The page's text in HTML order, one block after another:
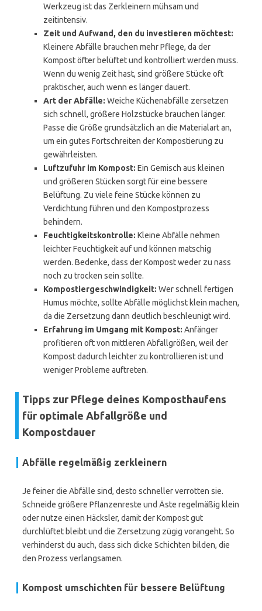
Werkzeug ist das Zerkleinern mühsam und
zeitintensiv.
Zeit und Aufwand, den du investieren möchtest:
Kleinere Abfälle brauchen mehr Pflege, da der
Kompost öfter belüftet und kontrolliert werden muss.
Wenn du wenig Zeit hast, sind größere Stücke oft
praktischer, auch wenn es länger dauert.
Art der Abfälle: Weiche Küchenabfälle zersetzen
sich schnell, größere Holzstücke brauchen länger.
Passe die Größe grundsätzlich an die Materialart an,
um ein gutes Fortschreiten der Kompostierung zu
gewährleisten.
Luftzufuhr im Kompost: Ein Gemisch aus kleinen
und größeren Stücken sorgt für eine bessere
Belüftung. Zu viele feine Stücke können zu
Verdichtung führen und den Kompostprozess
behindern.
Feuchtigkeitskontrolle: Kleine Abfälle nehmen
leichter Feuchtigkeit auf und können matschig
werden. Bedenke, dass der Kompost weder zu nass
noch zu trocken sein sollte.
Kompostiergeschwindigkeit: Wer schnell fertigen
Humus möchte, sollte Abfälle möglichst klein machen,
da die Zersetzung dann deutlich beschleunigt wird.
Erfahrung im Umgang mit Kompost: Anfänger
profitieren oft von mittleren Abfallgrößen, weil der
Kompost dadurch leichter zu kontrollieren ist und
weniger Probleme auftreten.
Tipps zur Pflege deines Komposthaufens
für optimale Abfallgröße und
Kompostdauer
Abfälle regelmäßig zerkleinern
Je feiner die Abfälle sind, desto schneller verrotten sie.
Schneide größere Pflanzenreste und Äste regelmäßig klein
oder nutze einen Häcksler, damit der Kompost gut
durchlüftet bleibt und die Zersetzung zügig vorangeht. So
verhinderst du auch, dass sich dicke Schichten bilden, die
den Prozess verlangsamen.
Kompost umschichten für bessere Belüftung